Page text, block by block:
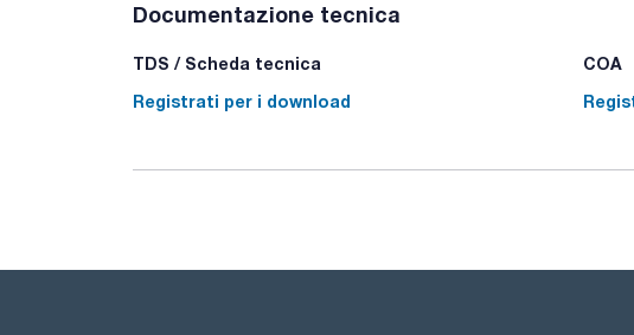
La
Documentazione tecnica
TDS / Scheda tecnica
Registrati per i download
COA